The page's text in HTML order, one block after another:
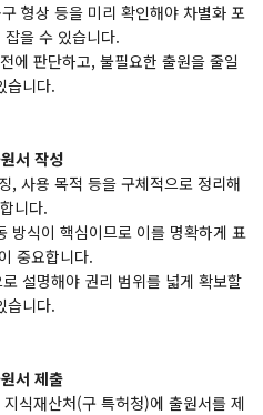
형상 등을 미리 확인해야 차별화 포
잡을 수 있습니다.
에 판단하고, 불필요한 출원을 줄일
습니다.
서 작성
, 사용 목적 등을 구체적으로 정리해
니다.
방식이 핵심이므로 이를 명확하게 표
중요합니다.
설명해야 권리 범위를 넓게 확보할
습니다.
서 제출
식재산처(구 특허청)에 출원서를 제